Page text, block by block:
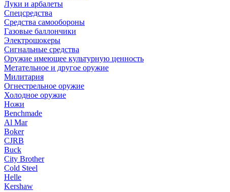
Луки и арбалеты
Спецсредства
Средства самообороны
Газовые баллончики
Электрошокеры
Сигнальные средства
Оружие имеющее культурную ценность
Метательное и другое оружие
Милитария
Огнестрельное оружие
Холодное оружие
Ножи
Benchmade
Al Mar
Boker
CJRB
Buck
City Brother
Cold Steel
Helle
Kershaw